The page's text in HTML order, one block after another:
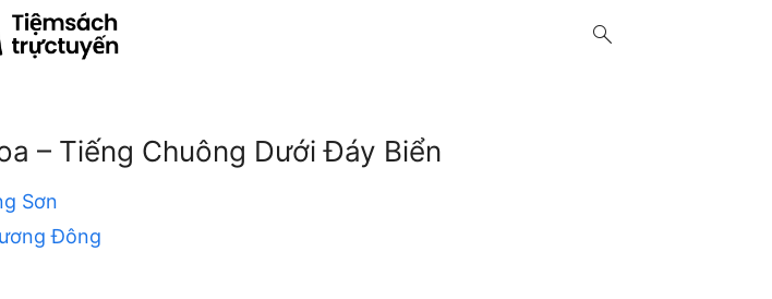
search
– Tiếng Chuông Dưới Đáy Biển
Sơn
Đông